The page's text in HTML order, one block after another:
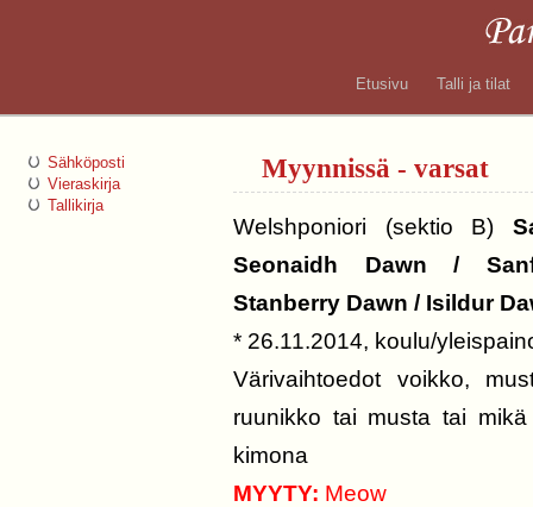
Etusivu Talli ja tilat
Sähköposti
Vieraskirja
Tallikirja
Myynnissä - varsat
Welshponiori (sektio B)
Seonaidh Dawn /
Stanberry Dawn / Isildur
* 26.11.2014, koulu/
Värivaihtoedot voikko,
ruunikko tai musta tai
kimona
MYYTY: Meow